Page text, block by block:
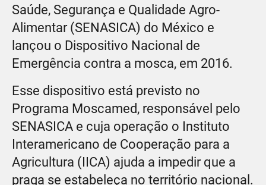
Saúde, Segurança e Qualidade Agro-
Alimentar (SENASICA) do México e
lançou o Dispositivo Nacional de
Emergência contra a mosca, em 2016.
Esse dispositivo está previsto no
Programa Moscamed, responsável pelo
SENASICA e cuja operação o Instituto
Interamericano de Cooperação para a
Agricultura (IICA) ajuda a impedir que a
praga se estabeleça no território nacional.